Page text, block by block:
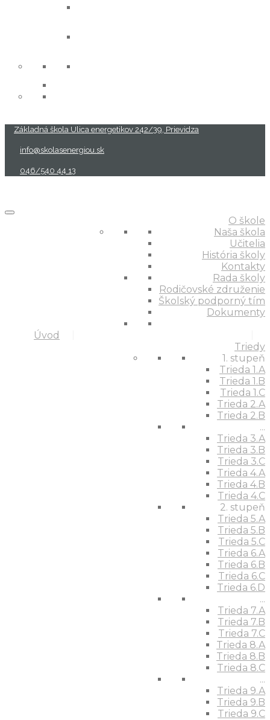
Základná škola Ulica energetikov 242/39, Prievidza
info@skolasenergiou.sk
046/540 44 13
Úvod
O škole
Naša škola
Učitelia
História školy
Kontakty
Rada školy
Rodičovské združenie
Školský podporný tím
Dokumenty
Triedy
1. stupeň
Trieda 1.A
Trieda 1.B
Trieda 1.C
Trieda 2.A
Trieda 2.B
...
Trieda 3.A
Trieda 3.B
Trieda 3.C
Trieda 4.A
Trieda 4.B
Trieda 4.C
2. stupeň
Trieda 5.A
Trieda 5.B
Trieda 5.C
Trieda 6.A
Trieda 6.B
Trieda 6.C
Trieda 6.D
...
Trieda 7.A
Trieda 7.B
Trieda 7.C
Trieda 8.A
Trieda 8.B
Trieda 8.C
...
Trieda 9.A
Trieda 9.B
Trieda 9.C